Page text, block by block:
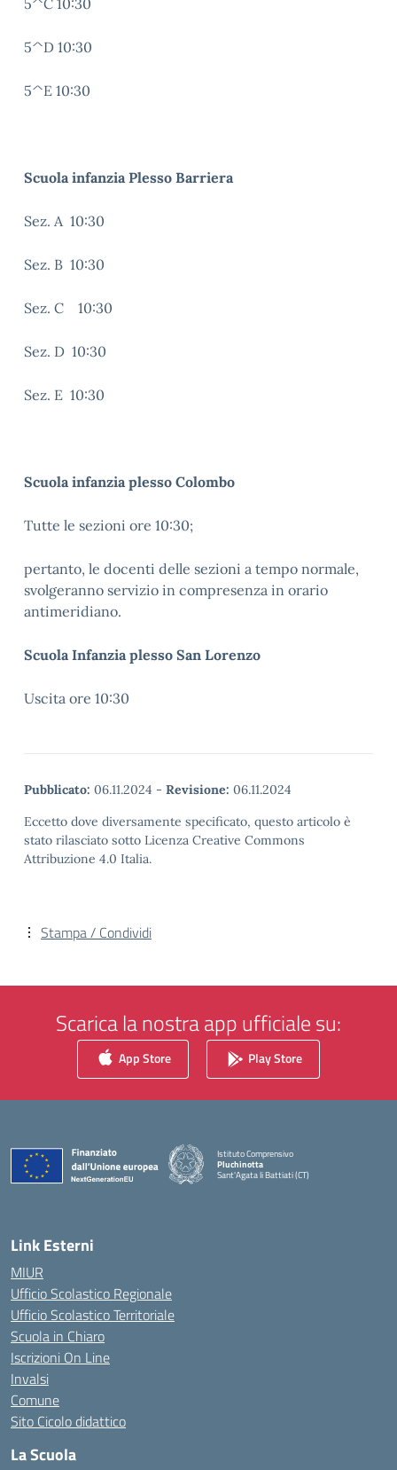
5^C 10:30
5^D 10:30
5^E 10:30
Scuola infanzia Plesso Barriera
Sez. A 10:30
Sez. B 10:30
Sez. C 10:30
Sez. D 10:30
Sez. E 10:30
Scuolainfanziaplesso Colombo
Tutte le sezioni ore 10:30;
pertanto, le docenti delle sezioni a tempo normale,
svolgeranno servizio in compresenza in orario
antimeridiano.
Scuola Infanzia plesso San Lorenzo
Uscita ore 10:30
Pubblicato: 06.11.2024 - Revisione: 06.11.2024
Eccetto dove diversamente specificato, questo articolo è
stato rilasciato sotto Licenza Creative Commons
Attribuzione 4.0 Italia.
Stampa / Condividi
Scarica la nostra app ufficiale su:
App Store Play Store
Istituto Comprensivo
Pluchinotta
Sant'Agata li Battiati (CT)
— Visita la pagina iniziale della scuola
Link Esterni
MIUR
Ufficio Scolastico Regionale
Ufficio Scolastico Territoriale
Scuola in Chiaro
Iscrizioni On Line
Invalsi
Comune
Sito Cicolo didattico
La Scuola